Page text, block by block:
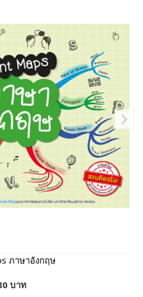
ภาษาอังกฤษ
บาท